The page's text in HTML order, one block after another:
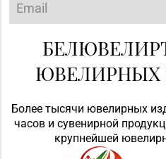
ЮВЕЛИРНЫХ
Более тысячи ювелирных
часов и сувенирной
крупнейшей